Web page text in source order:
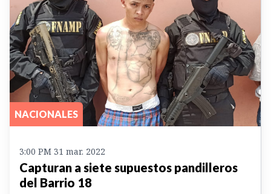
NACIONALES
3:00 PM 31 mar. 2022
Capturan a siete supuestos pandilleros
del Barrio 18